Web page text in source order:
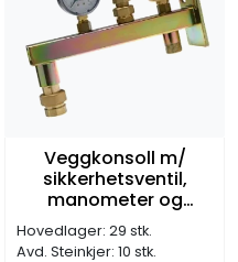
Veggkonsoll m/
sikkerhetsventil,
manometer og
luftepotte
Hovedlager: 29 stk.
Avd. Steinkjer: 10 stk.